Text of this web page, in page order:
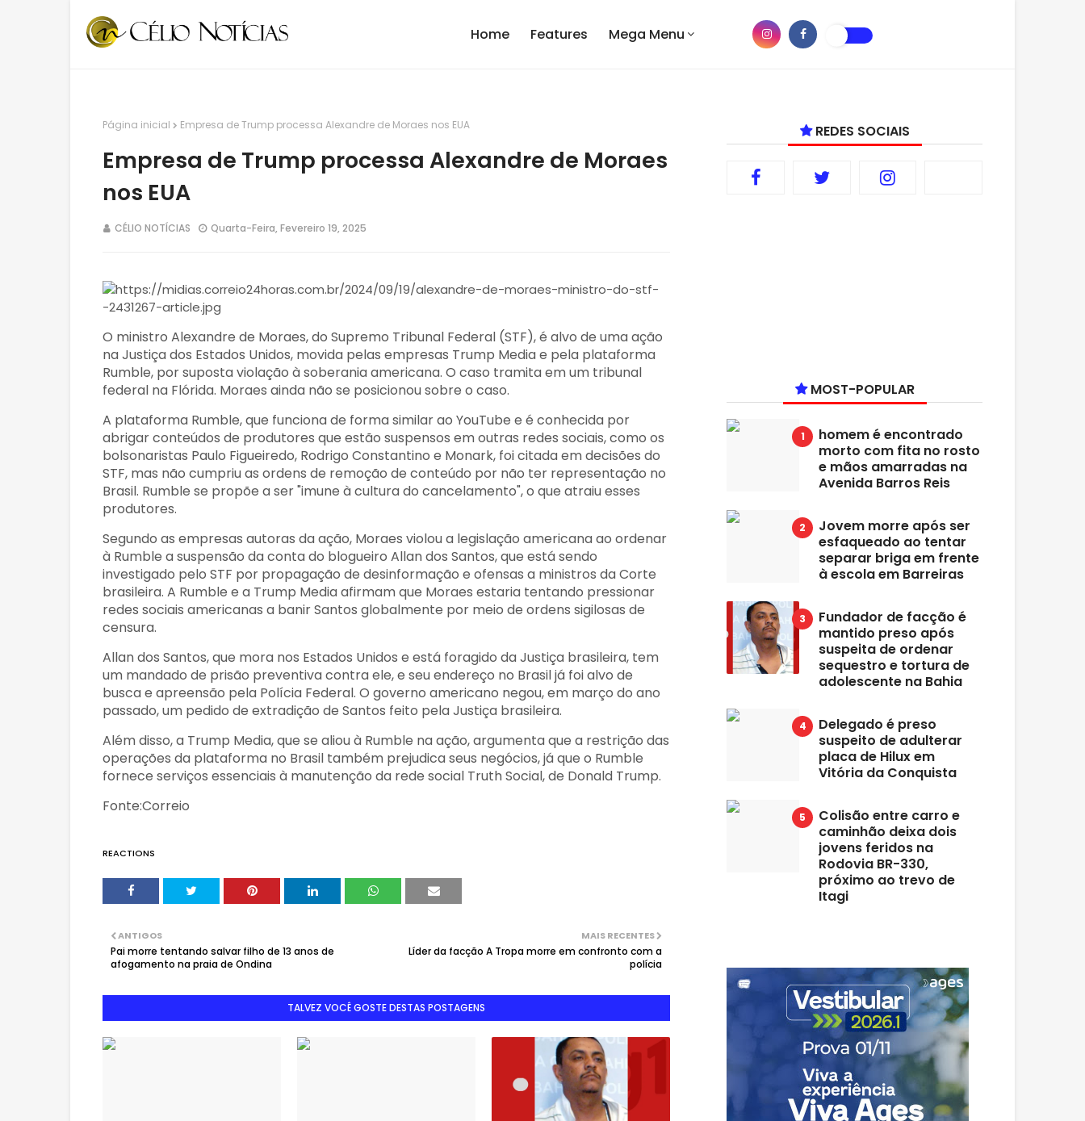
Home Features Mega Menu
Página inicial Empresa de Trump processa Alexandre de Moraes nos EUA
Empresa de Trump processa Alexandre de Moraes
nos EUA
CÉLIO NOTÍCIAS Quarta-Feira, Fevereiro 19, 2025
O ministro Alexandre de Moraes, do Supremo Tribunal Federal (STF), é alvo de uma ação
na Justiça dos Estados Unidos, movida pelas empresas Trump Media e pela plataforma
Rumble, por suposta violação à soberania americana. O caso tramita em um tribunal
federal na Flórida. Moraes ainda não se posicionou sobre o caso.
A plataforma Rumble, que funciona de forma similar ao YouTube e é conhecida por
abrigar conteúdos de produtores que estão suspensos em outras redes sociais, como os
bolsonaristas Paulo Figueiredo, Rodrigo Constantino e Monark, foi citada em decisões do
STF, mas não cumpriu as ordens de remoção de conteúdo por não ter representação no
Brasil. Rumble se propõe a ser "imune à cultura do cancelamento", o que atraiu esses
produtores.
Segundo as empresas autoras da ação, Moraes violou a legislação americana ao ordenar
à Rumble a suspensão da conta do blogueiro Allan dos Santos, que está sendo
investigado pelo STF por propagação de desinformação e ofensas a ministros da Corte
brasileira. A Rumble e a Trump Media afirmam que Moraes estaria tentando pressionar
redes sociais americanas a banir Santos globalmente por meio de ordens sigilosas de
censura.
Allan dos Santos, que mora nos Estados Unidos e está foragido da Justiça brasileira, tem
um mandado de prisão preventiva contra ele, e seu endereço no Brasil já foi alvo de
busca e apreensão pela Polícia Federal. O governo americano negou, em março do ano
passado, um pedido de extradição de Santos feito pela Justiça brasileira.
Além disso, a Trump Media, que se aliou à Rumble na ação, argumenta que a restrição das
operações da plataforma no Brasil também prejudica seus negócios, já que o Rumble
fornece serviços essenciais à manutenção da rede social Truth Social, de Donald Trump.
Fonte:Correio
REACTIONS
MAIS RECENTES
Líder da facção A Tropa morre em confronto com a
polícia
ANTIGOS
Pai morre tentando salvar filho de 13 anos de
afogamento na praia de Ondina
TALVEZ VOCÊ GOSTE DESTAS POSTAGENS
REDES SOCIAIS
MOST-POPULAR
homem é encontrado
morto com fita no rosto
e mãos amarradas na
Avenida Barros Reis
Jovem morre após ser
esfaqueado ao tentar
separar briga em frente
à escola em Barreiras
Fundador de facção é
mantido preso após
suspeita de ordenar
sequestro e tortura de
adolescente na Bahia
Delegado é preso
suspeito de adulterar
placa de Hilux em
Vitória da Conquista
Colisão entre carro e
caminhão deixa dois
jovens feridos na
Rodovia BR-330,
próximo ao trevo de
Itagi